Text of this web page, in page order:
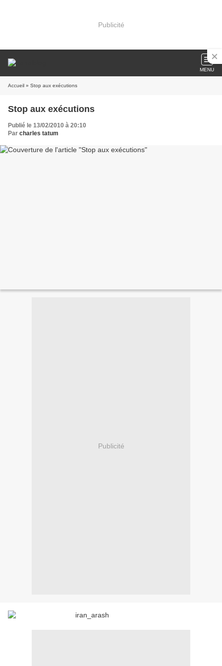
Publicité
MENU
Accueil » Stop aux exécutions
Stop aux exécutions
Publié le 13/02/2010 à 20:10
Par charles tatum
Publicité